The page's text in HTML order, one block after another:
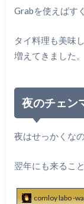
Grabを使えばす
タイ料理も美味
増えてきました。
夜のチェン
夜はせっかくな
翌年にも来るこ
comloy labo -